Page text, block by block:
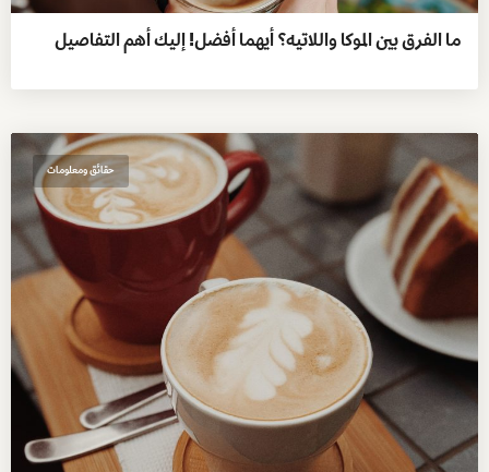
ما الفرق بين الموكا واللاتيه؟ أيهما أفضل! إليك أهم التفاصيل
حقائق ومعلومات